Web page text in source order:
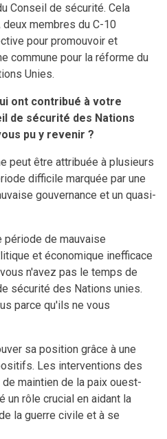
Conseil de sécurité. Cela
membres du C-10
pour promouvoir et
commune pour la réforme du
Unies.
ont contribué à votre
de sécurité des Nations
pu y revenir ?
peut être attribuée à plusieurs
difficile marquée par une
gouvernance et un quasi-
période de mauvaise
et économique inefficace
n'avez pas le temps de
sécurité des Nations unies.
parce qu'ils ne vous
sa position grâce à une
Les interventions des
maintien de la paix ouest-
un rôle crucial en aidant la
la guerre civile et à se